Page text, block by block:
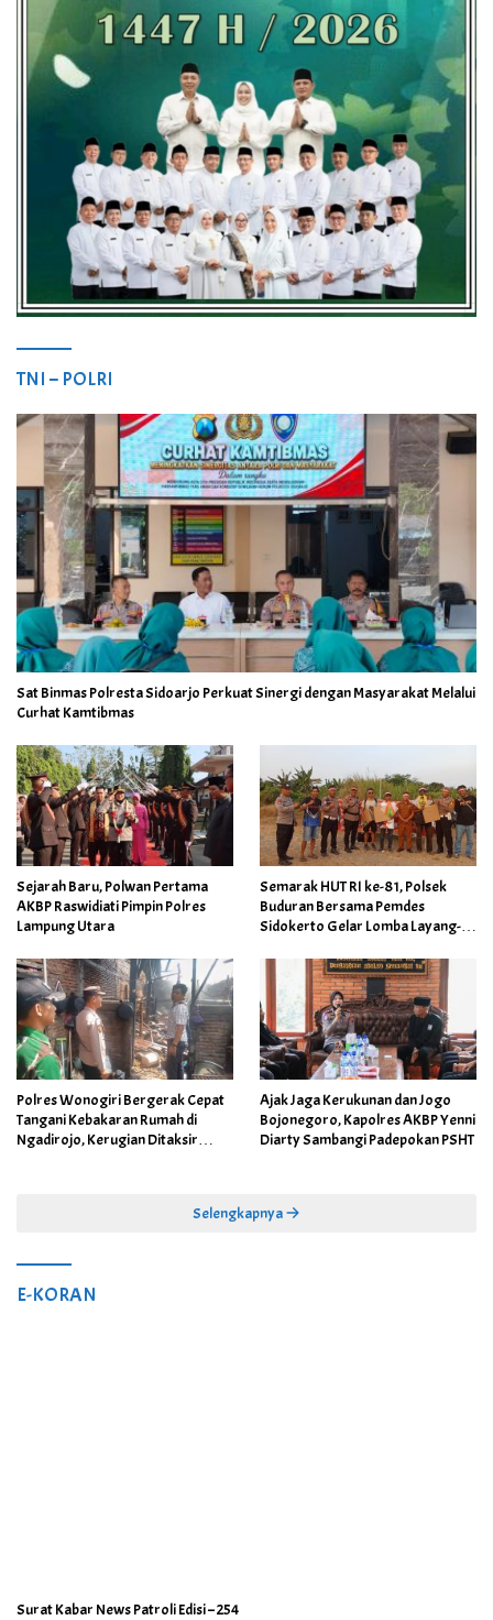
TNI – POLRI
Sat Binmas Polresta Sidoarjo Perkuat Sinergi dengan Masyarakat Melalui
Curhat Kamtibmas
Sejarah Baru, Polwan Pertama
AKBP Raswidiati Pimpin Polres
Lampung Utara
Semarak HUT RI ke-81, Polsek
Buduran Bersama Pemdes
Sidokerto Gelar Lomba Layang-
Polres Wonogiri Bergerak Cepat
Tangani Kebakaran Rumah di
Ngadirojo, Kerugian Ditaksir
Ajak Jaga Kerukunan dan Jogo
Bojonegoro, Kapolres AKBP Yenni
Diarty Sambangi Padepokan PSHT
Selengkapnya
E-KORAN
Surat Kabar News Patroli Edisi – 254